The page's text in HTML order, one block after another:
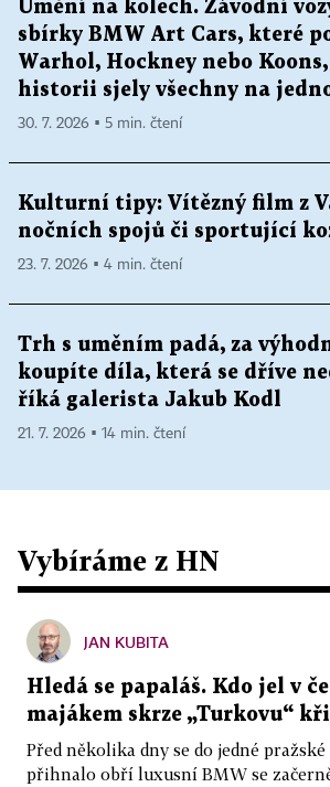
Umění na kolech. Závodní
sbírky BMW Art Cars, které
Warhol, Hockney nebo Koons,
historii sjely všechny na
30. 7. 2026 ▪ 5 min. čtení
Kulturní tipy: Vítězný film z
nočních spojů či sportující
23. 7. 2026 ▪ 4 min. čtení
Trh s uměním padá, za
koupíte díla, která se dříve
říká galerista Jakub Kodl
21. 7. 2026 ▪ 14 min. čtení
Vybíráme z HN
JAN KUBITA
Hledá se papaláš. Kdo jel v
majákem skrze „Turkovu“
Před několika dny se do jedné
přihnalo obří luxusní BMW se